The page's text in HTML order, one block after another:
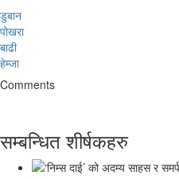
डुबान
पोखरा
बाढी
हेम्जा
Comments
सम्बन्धित शीर्षकहरु